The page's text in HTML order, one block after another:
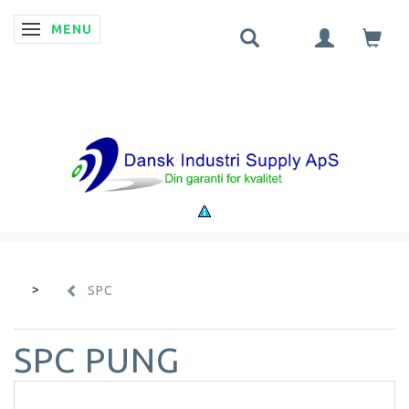
SKIFTE NAVIGATION
MENU
SPC
SPC PUNG